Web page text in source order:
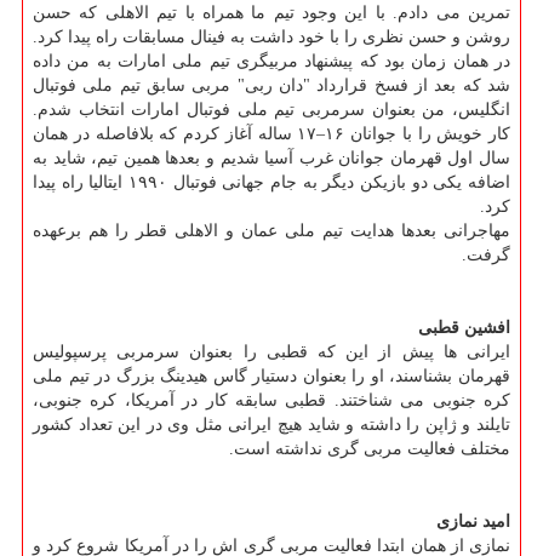
تمرین می دادم. با این وجود تیم ما همراه با تیم الاهلی که حسن
روشن و حسن نظری را با خود داشت به فینال مسابقات راه پیدا کرد.
در همان زمان بود که پیشنهاد مربیگری تیم ملی امارات به من داده
شد که بعد از فسخ قرارداد "دان ربی" مربی سابق تیم ملی فوتبال
انگلیس، من بعنوان سرمربی تیم ملی فوتبال امارات انتخاب شدم.
کار خویش را با جوانان ۱۶–۱۷ ساله آغاز کردم که بلافاصله در همان
سال اول قهرمان جوانان غرب آسیا شدیم و بعدها همین تیم، شاید به
اضافه یکی دو بازیکن دیگر به جام جهانی فوتبال ۱۹۹۰ ایتالیا راه پیدا
کرد.
مهاجرانی بعدها هدایت تیم ملی عمان و الاهلی قطر را هم برعهده
گرفت.
افشین قطبی
ایرانی ها پیش از این که قطبی را بعنوان سرمربی پرسپولیس
قهرمان بشناسند، او را بعنوان دستیار گاس هیدینگ بزرگ در تیم ملی
کره جنوبی می شناختند. قطبی سابقه کار در آمریکا، کره جنوبی،
تایلند و ژاپن را داشته و شاید هیچ ایرانی مثل وی در این تعداد کشور
مختلف فعالیت مربی گری نداشته است.
امید نمازی
نمازی از همان ابتدا فعالیت مربی گری اش را در آمریکا شروع کرد و